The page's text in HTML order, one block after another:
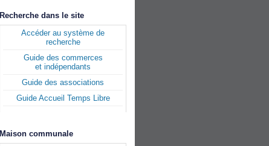
Recherche dans le site
Accéder au système de
recherche
Guide des commerces
et indépendants
Guide des associations
Guide Accueil Temps Libre
Maison communale